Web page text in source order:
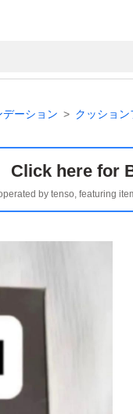
デーション クッショ
Click here for
by tenso, featuring